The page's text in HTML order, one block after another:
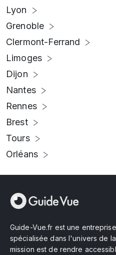
Lyon
Grenoble
Clermont-Ferrand
Limoges
Dijon
Nantes
Rennes
Brest
Tours
Orléans
Guide-Vue.fr est une
spécialisée dans l'univers de
mission est de rendre